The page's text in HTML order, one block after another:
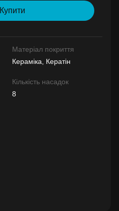
Купити
Матеріал покриття
Кераміка, Кератін
Кількість насадок
8